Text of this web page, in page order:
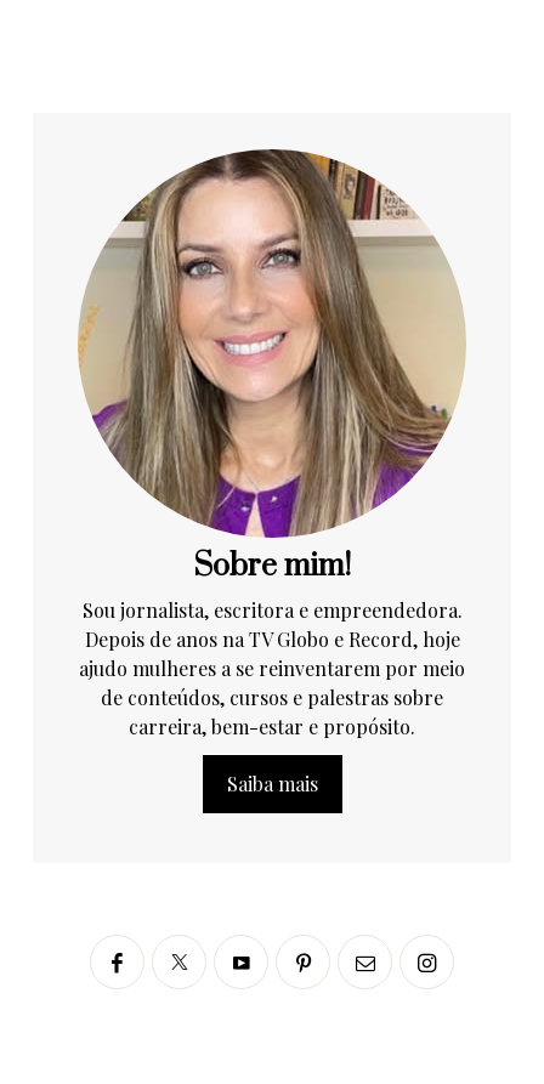
Sobre mim!
Sou jornalista, escritora e empreendedora.
Depois de anos na TV Globo e Record, hoje
ajudo mulheres a se reinventarem por meio
de conteúdos, cursos e palestras sobre
carreira, bem-estar e propósito.
Saiba mais